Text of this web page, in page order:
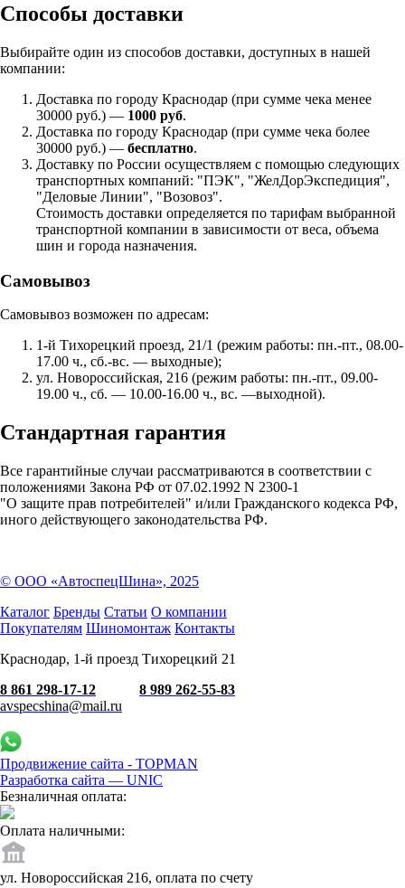
Способы доставки
Выбирайте один из способов доставки, доступных в нашей
компании:
Доставка по городу Краснодар (при сумме чека менее
30000 руб.) — 1000 руб.
Доставка по городу Краснодар (при сумме чека более
30000 руб.) — бесплатно.
Доставку по России осуществляем с помощью следующих
транспортных компаний: "ПЭК", "ЖелДорЭкспедиция",
"Деловые Линии", "Возовоз".
Стоимость доставки определяется по тарифам выбранной
транспортной компании в зависимости от веса, объема
шин и города назначения.
Самовывоз
Самовывоз возможен по адресам:
1-й Тихорецкий проезд, 21/1 (режим работы: пн.-пт., 08.00-
17.00 ч., сб.-вс. — выходные);
ул. Новороссийская, 216 (режим работы: пн.-пт., 09.00-
19.00 ч., сб. — 10.00-16.00 ч., вс. —выходной).
Стандартная гарантия
Все гарантийные случаи рассматриваются в соответствии с
положениями Закона РФ от 07.02.1992 N 2300-1
"О защите прав потребителей" и/или Гражданского кодекса РФ,
иного действующего законодательства РФ.
© ООО «АвтоспецШина», 2025
Каталог Бренды Статьи О компании
Покупателям Шиномонтаж Контакты
Краснодар, 1-й проезд Тихорецкий 21
8 861 298-17-12
8 989 262-55-83
avspecshina@mail.ru
Продвижение сайта - TOPMAN
Разработка сайта — UNIC
Безналичная оплата:
Оплата наличными:
ул. Новороссийская 216, оплата по счету